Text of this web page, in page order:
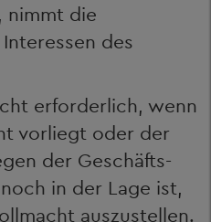
nimmt die
des
erforderlich, wenn
vorliegt oder der
der Geschäfts-
in der Lage ist,
auszustellen.